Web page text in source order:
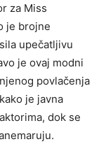
za Miss
je brojne
upečatljivu
je ovaj modni
povlačenja
je javna
dok se